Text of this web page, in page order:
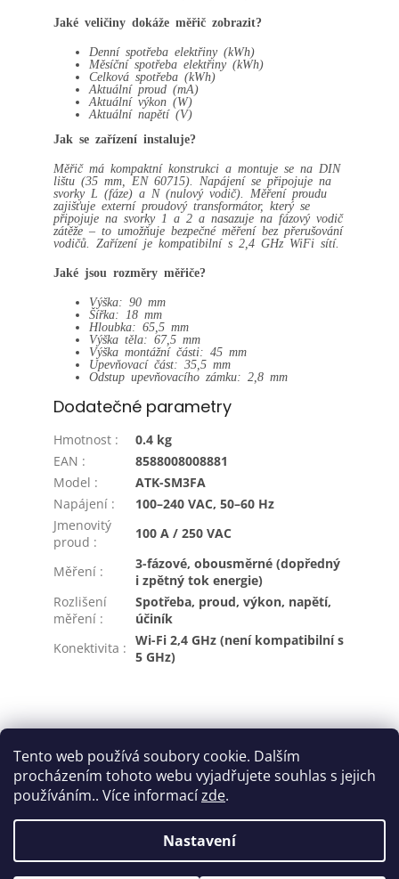
Tento web používá soubory cookie. Dalším
procházením tohoto webu vyjadřujete souhlas s jejich
používáním.. Více informacízde.
Nastavení
Jaké veličiny dokáže měřič zobrazit?
Denní spotřeba elektřiny (kWh)
Měsíční spotřeba elektřiny (kWh)
Celková spotřeba (kWh)
Aktuální proud (mA)
Aktuální výkon (W)
Aktuální napětí (V)
Jak se zařízení instaluje?
Měřič má kompaktní konstrukci a montuje se na DIN
lištu (35 mm, EN 60715). Napájení se připojuje na
svorky L (fáze) a N (nulový vodič). Měření proudu
zajišťuje externí proudový transformátor, který se
připojuje na svorky 1 a 2 a nasazuje na fázový vodič
zátěže – to umožňuje bezpečné měření bez přerušování
vodičů. Zařízení je kompatibilní s 2,4 GHz WiFi sítí.
Jaké jsou rozměry měřiče?
Výška: 90 mm
Šířka: 18 mm
Hloubka: 65,5 mm
Výška těla: 67,5 mm
Výška montážní části: 45 mm
Upevňovací část: 35,5 mm
Odstup upevňovacího zámku: 2,8 mm
Dodatečné parametry
Hmotnost :
0.4 kg
EAN :
8588008008881
Model :
ATK-SM3FA
Napájení :
100–240 VAC, 50–60 Hz
Jmenovitý
proud :
100 A / 250 VAC
Měření :
3-fázové, obousměrné (dopředný
i zpětný tok energie)
Rozlišení
měření :
Spotřeba, proud, výkon, napětí,
účiník
Konektivita : Wi-Fi 2,4 GHz (není kompatibilní s
5 GHz)
Z
p
ě
t
í